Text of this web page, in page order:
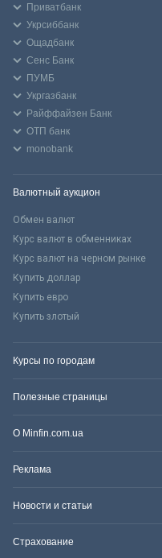
Приватбанк
Укрсиббанк
Ощадбанк
Сенс Банк
ПУМБ
Укргазбанк
Райффайзен Банк
ОТП банк
monobank
Валютный аукцион
Обмен валют
Курс валют в обменниках
Курс валют на черном рынке
Купить доллар
Купить евро
Купить злотый
Курсы по городам
Полезные страницы
О Minfin.com.ua
Реклама
Новости и статьи
Страхование